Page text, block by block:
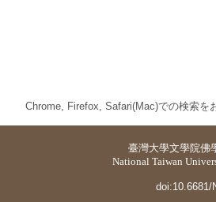
Chrome, Firefox, Safari(Mac)での検索を
臺灣大學文學院佛
National Taiwan
doi:10.6681/